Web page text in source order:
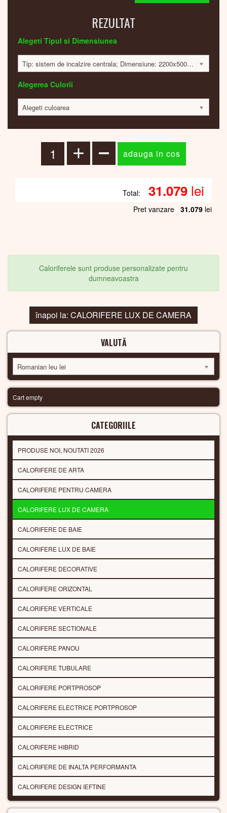
REZULTAT
Alegeti Tipul si Dimensiunea
Tip: sistem de incalzire centrala; Dimensiune: 2200x500x30mm; 982 Watt; 30980 lei
Alegerea Culorii
Alegeti culoarea
Total: 31.079 lei
Pret vanzare 31.079 lei
Caloriferele sunt produse personalizate pentru
dumneavoastra
înapoi la: CALORIFERE LUX DE CAMERA
VALUTĂ
Romanian leu lei
Cart empty
CATEGORIILE
PRODUSE NOI, NOUTATI 2026
CALORIFERE DE ARTA
CALORIFERE PENTRU CAMERA
CALORIFERE LUX DE CAMERA
CALORIFERE DE BAIE
CALORIFERE LUX DE BAIE
CALORIFERE DECORATIVE
CALORIFERE ORIZONTAL
CALORIFERE VERTICALE
CALORIFERE SECTIONALE
CALORIFERE PANOU
CALORIFERE TUBULARE
CALORIFERE PORTPROSOP
CALORIFERE ELECTRICE PORTPROSOP
CALORIFERE ELECTRICE
CALORIFERE HIBRID
CALORIFERE DE INALTA PERFORMANTA
CALORIFERE DESIGN IEFTINE